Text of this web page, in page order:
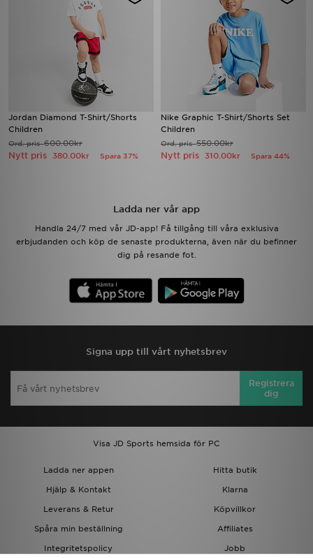
Jordan Diamond T-Shirt/Shorts
Children
Ord. pris600.00kr
Nytt pris 380.00kr Spara 37%
Nike Graphic T-Shirt/Shorts Set
Children
Ord. pris550.00kr
Nytt pris 310.00kr Spara 44%
Ladda ner vår app
Handla 24/7 med vår JD-app! Få tillgång till våra exklusiva
erbjudanden och köp de senaste produkterna, även när du befinner
dig på resande fot.
Signa upp till vårt nyhetsbrev
Registrera
dig
Visa JD Sports hemsida för PC
Ladda ner appen
Hitta butik
Hjälp & Kontakt
Klarna
Leverans & Retur
Köpvillkor
Spåra min beställning
Affiliates
Integritetspolicy
Jobb